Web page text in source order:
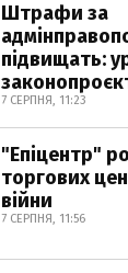
Штрафи за
підвищать:
7 СЕРПНЯ, 11:23
"Епіцентр"
торгових
війни
7 СЕРПНЯ, 11:56